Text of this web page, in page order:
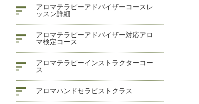
アロマテラピーアドバイザーコースレ
ッスン詳細
アロマテラピーアドバイザー対応アロ
マ検定コース
アロマテラピーインストラクターコー
ス
アロマハンドセラピストクラス